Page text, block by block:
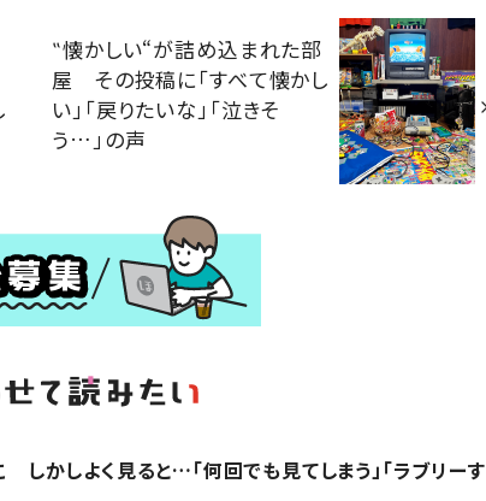
‟懐かしい“が詰め込まれた部
屋 その投稿に「すべて懐かし
い」「戻りたいな」「泣きそ
う…」の声
かしよく見ると…「何回でも見てしまう」「ラブリーす